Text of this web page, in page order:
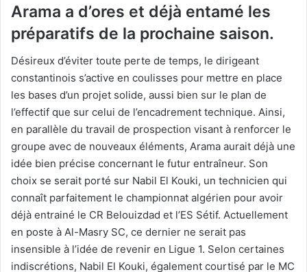
Arama a d’ores et déjà entamé les
préparatifs de la prochaine saison.
Désireux d’éviter toute perte de temps, le dirigeant
constantinois s’active en coulisses pour mettre en place
les bases d’un projet solide, aussi bien sur le plan de
l’effectif que sur celui de l’encadrement technique. Ainsi,
en parallèle du travail de prospection visant à renforcer le
groupe avec de nouveaux éléments, Arama aurait déjà une
idée bien précise concernant le futur entraîneur. Son
choix se serait porté sur Nabil El Kouki, un technicien qui
connaît parfaitement le championnat algérien pour avoir
déjà entrainé le CR Belouizdad et l’ES Sétif. Actuellement
en poste à Al-Masry SC, ce dernier ne serait pas
insensible à l’idée de revenir en Ligue 1. Selon certaines
indiscrétions, Nabil El Kouki, également courtisé par le MC